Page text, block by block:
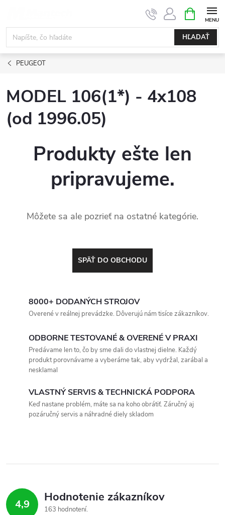
obsah
HĽADAŤ
KOŠÍK
PEUGEOT
MODEL 106(1*) - 4x108
(od 1996.05)
Produkty ešte len
pripravujeme.
Môžete sa ale pozrieť na ostatné kategórie.
SPÄŤ DO OBCHODU
8000+ DODANÝCH STROJOV
Overené v reálnej prevádzke. Dôverujú nám tisíce zákazníkov.
ODBORNE TESTOVANÉ & OVERENÉ V PRAXI
Predávame len to, čo by sme dali do vlastnej dielne. Každý
produkt porovnávame a vyberáme tak, aby vydržal, zarábal a
nesklamal
VLASTNÝ SERVIS & TECHNICKÁ PODPORA
Keď nastane problém, máte sa na koho obrátiť. Záručný aj
pozáručný servis a náhradné diely skladom
4,9 Hodnotenie zákazníkov
163 hodnotení